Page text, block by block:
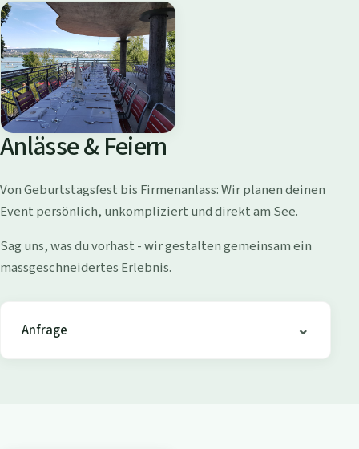
B
a
d
i
W
o
l
i
s
h
o
e
n
Anlässe & Feiern
Von Geburtstagsfest bis Firmenanlass: Wir planen deinen
Event persönlich, unkompliziert und direkt am See.
Sag uns, was du vorhast - wir gestalten gemeinsam ein
massgeschneidertes Erlebnis.
Anfrage